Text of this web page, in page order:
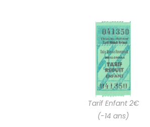
Tarif Enfant 2€
(-14 ans)